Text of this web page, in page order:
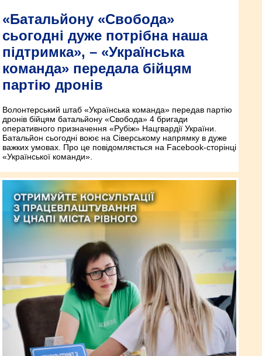
«Батальйону «Свобода»
сьогодні дуже потрібна наша
підтримка», – «Українська
команда» передала бійцям
партію дронів
Волонтерський штаб «Українська команда» передав партію
дронів бійцям батальйону «Свобода» 4 бригади
оперативного призначення «Рубіж» Нацгвардії України.
Батальйон сьогодні воює на Сіверському напрямку в дуже
важких умовах. Про це повідомляється на Facebook-сторінці
«Української команди».